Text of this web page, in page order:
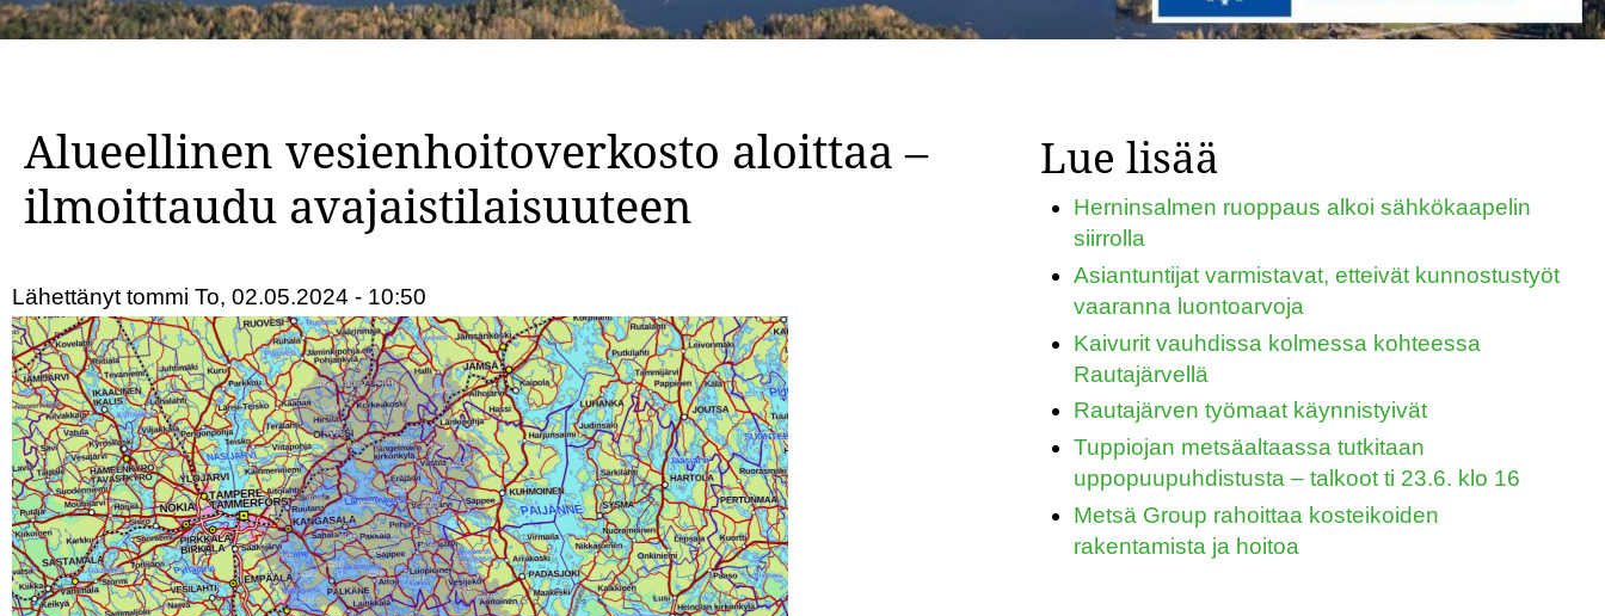
Alueellinen vesienhoitoverkosto aloittaa –
ilmoittaudu avajaistilaisuuteen
Lähettänyttommi To, 02.05.2024 - 10:50
Lue lisää
Herninsalmen ruoppaus alkoi sähkökaapelin
siirrolla
Asiantuntijat varmistavat, etteivät kunnostustyöt
vaaranna luontoarvoja
Kaivurit vauhdissa kolmessa kohteessa
Rautajärvellä
Rautajärven työmaat käynnistyivät
Tuppiojan metsäaltaassa tutkitaan
uppopuupuhdistusta – talkoot ti 23.6. klo 16
Metsä Group rahoittaa kosteikoiden
rakentamista ja hoitoa